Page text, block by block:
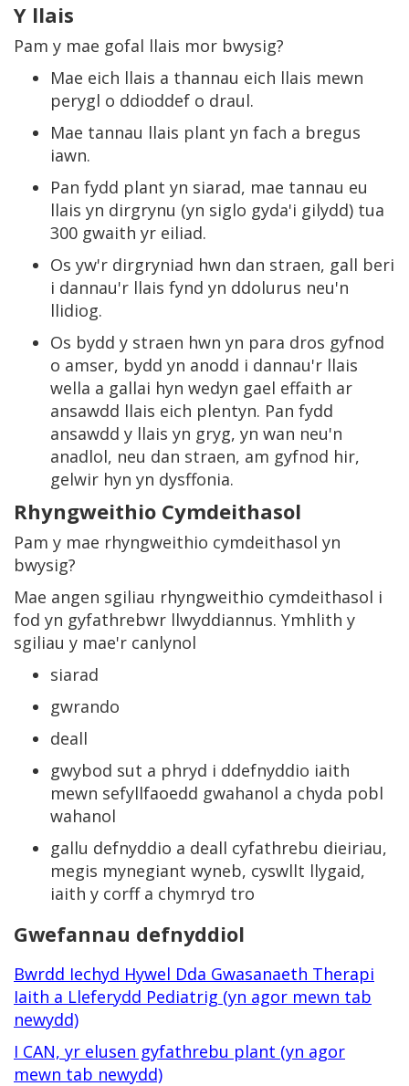
Y llais
Pam y mae gofal llais mor bwysig?
Mae eich llais a thannau eich llais mewn
perygl o ddioddef o draul.
Mae tannau llais plant yn fach a bregus
iawn.
Pan fydd plant yn siarad, mae tannau eu
llais yn dirgrynu (yn siglo gyda'i gilydd) tua
300 gwaith yr eiliad.
Os yw'r dirgryniad hwn dan straen, gall beri
i dannau'r llais fynd yn ddolurus neu'n
llidiog.
Os bydd y straen hwn yn para dros gyfnod
o amser, bydd yn anodd i dannau'r llais
wella a gallai hyn wedyn gael effaith ar
ansawdd llais eich plentyn. Pan fydd
ansawdd y llais yn gryg, yn wan neu'n
anadlol, neu dan straen, am gyfnod hir,
gelwir hyn yn dysffonia.
Rhyngweithio Cymdeithasol
Pam y mae rhyngweithio cymdeithasol yn
bwysig?
Mae angen sgiliau rhyngweithio cymdeithasol i
fod yn gyfathrebwr llwyddiannus. Ymhlith y
sgiliau y mae'r canlynol
siarad
gwrando
deall
gwybod sut a phryd i ddefnyddio iaith
mewn sefyllfaoedd gwahanol a chyda pobl
wahanol
gallu defnyddio a deall cyfathrebu dieiriau,
megis mynegiant wyneb, cyswllt llygaid,
iaith y corff a chymryd tro
Gwefannau defnyddiol
Bwrdd Iechyd Hywel Dda Gwasanaeth Therapi
Iaith a Lleferydd Pediatrig (yn agor mewn tab
newydd)
I CAN, yr elusen gyfathrebu plant (yn agor
mewn tab newydd)